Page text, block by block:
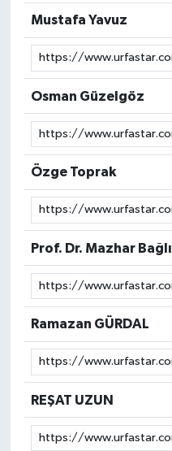
Mustafa Yavuz
Osman Güzelgöz
Özge Toprak
Prof. Dr. Mazhar Bağlı
Ramazan GÜRDAL
REŞAT UZUN